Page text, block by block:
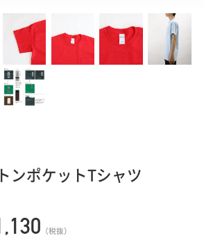
ンポケットTシャツ
（税抜）